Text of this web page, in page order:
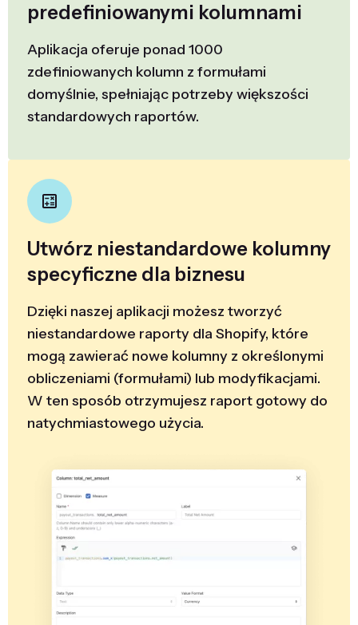
predefiniowanymi kolumnami
Aplikacja oferuje ponad 1000
zdefiniowanych kolumn z formułami
domyślnie, spełniając potrzeby większości
standardowych raportów.
Utwórz niestandardowe kolumny
specyficzne dla biznesu
Dzięki naszej aplikacji możesz tworzyć
niestandardowe raporty dla Shopify, które
mogą zawierać nowe kolumny z określonymi
obliczeniami (formułami) lub modyfikacjami.
W ten sposób otrzymujesz raport gotowy do
natychmiastowego użycia.